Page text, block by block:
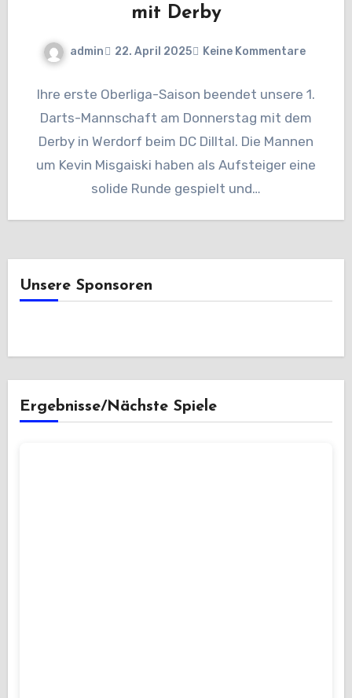
mit Derby
admin 22. April 2025 Keine Kommentare
Ihre erste Oberliga-Saison beendet unsere 1.
Darts-Mannschaft am Donnerstag mit dem
Derby in Werdorf beim DC Dilltal. Die Mannen
um Kevin Misgaiski haben als Aufsteiger eine
solide Runde gespielt und…
Unsere Sponsoren
Ergebnisse/Nächste Spiele